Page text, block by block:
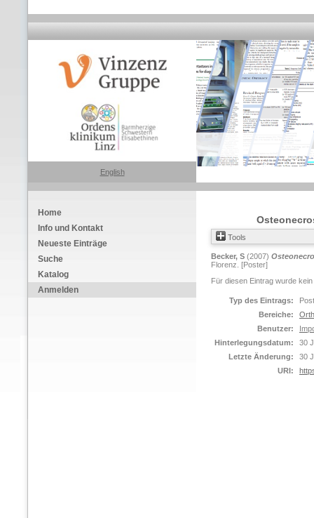
English
Home
Info und Kontakt
Neueste Einträge
Suche
Katalog
Anmelden
Tools
Becker, S (2007)
Florenz. [Poster]
Für diesen Eintrag wurde
Typ des Eintrags:
Bereiche:
Benutzer:
Hinterlegungsdatum:
30
Letzte Änderung:
30
URI: